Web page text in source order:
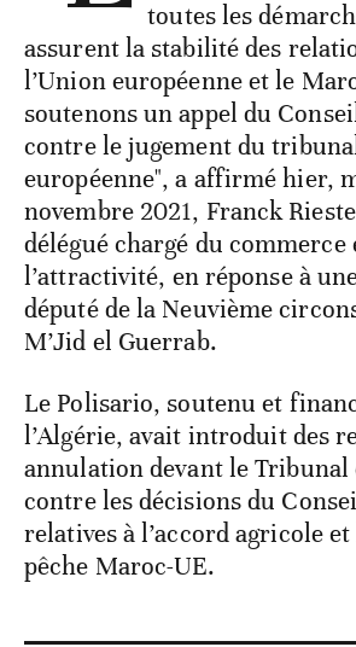
toutes les
assurent la stabilité des
l’Union européenne et le
soutenons un appel du
contre le jugement du
européenne", a affirmé hier,
novembre 2021, Franck
délégué chargé du
l’attractivité, en réponse à
député de la Neuvième
M’Jid el Guerrab.
Le Polisario, soutenu et
l’Algérie, avait introduit des
annulation devant le Tribunal
contre les décisions du
relatives à l’accord agricole et
pêche Maroc-UE.